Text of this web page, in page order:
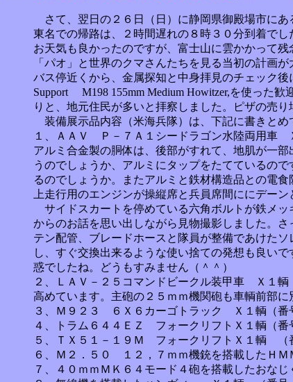
さて、翌日の２６日（日）に静岡県御殿場市にあ
東名での帰路は、２時間遅れの８時３０分到着でし
お天気も良かったのですが、富士山に雲かかって
「パオ」と世界のクマさんたちを見る当初の計画
バス停近くから、金属探知と中身拝見のチェック
Support M198 155mm Medium Howitzer,を使った
りと、地元住民が多いと拝察しました。ピザの売
装備展示品内容（米海兵隊）は、下記に書きとめ
１、ＡＡＶ Ｐ－７Ａ１シードラゴン水陸両用車
アルミ合金製の胴体は、後部がすれて、地肌が一
うのでしょうか、アルミにタップをたてているの
るのでしょうか。またアルミと鉄材構造品との電
上走行用のエンジンが操縦席と兵員席間ににデー
サイドスカートを停めている六角ボルトが鉄メッ
からのお話を思い出しながら見物撮影しました。
テン配管、ブレードホースと隊員が整備であけた
し、すぐ交換出来るような使い捨ての発想も良い
惑でしたね。どうもすみません（＾＾）
２、ＬＡＶ－２５コマンドビークル装甲車 Ｘ１
高めています。主砲の２５ｍｍ機関砲も車輌前部
３、Ｍ９２３ ６Ｘ６カーゴトラック Ｘ１輌（
４、トラム６４４ＥＺ フォークリフトＸ１輌（
５、ＴＸ５１－１９Ｍ フォークリフトＸ１輌
６、Ｍ２．５０ １２，７ｍｍ機銃を搭載したＨ
７、４０ｍｍＭＫ６４モード４砲を搭載したお